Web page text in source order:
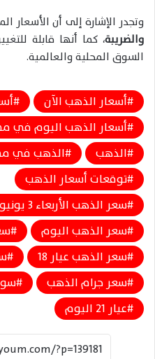
وتجدر الإشارة إلى أن الأسعار
والضريبة، كما أنها قابلة
السوق المحلية والعالمية.
أسعار الذهب الآن
أسعار الذهب اليوم في
الذهب
الذهب في
توقعات أسعار الذهب
سعر الذهب الأربعاء 3 يونيو 2026
سعر الذهب اليوم
سعر الذهب عيار 18
سعر جرام الذهب
عيار 21 اليوم